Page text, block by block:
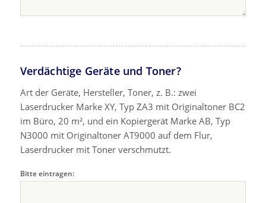
Verdächtige Geräte und Toner?
Art der Geräte, Hersteller, Toner, z. B.: zwei
Laserdrucker Marke XY, Typ ZA3 mit Originaltoner BC2
im Büro, 20 m², und ein Kopiergerät Marke AB, Typ
N3000 mit Originaltoner AT9000 auf dem Flur,
Laserdrucker mit Toner verschmutzt.
Bitte eintragen: